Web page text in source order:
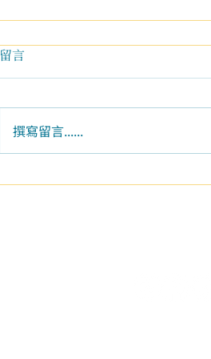
學員分享|從修行到生活，我開
留言
撰寫留言......